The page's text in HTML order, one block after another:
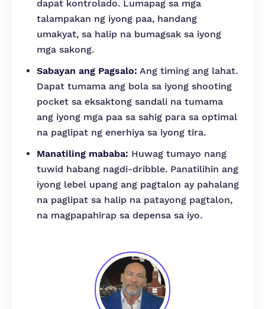
dapat kontrolado. Lumapag sa mga
talampakan ng iyong paa, handang
umakyat, sa halip na bumagsak sa iyong
mga sakong.
Sabayan ang Pagsalo: Ang timing ang lahat.
Dapat tumama ang bola sa iyong shooting
pocket sa eksaktong sandali na tumama
ang iyong mga paa sa sahig para sa optimal
na paglipat ng enerhiya sa iyong tira.
Manatiling mababa: Huwag tumayo nang
tuwid habang nagdi-dribble. Panatilihin ang
iyong lebel upang ang pagtalon ay pahalang
na paglipat sa halip na patayong pagtalon,
na magpapahirap sa depensa sa iyo.